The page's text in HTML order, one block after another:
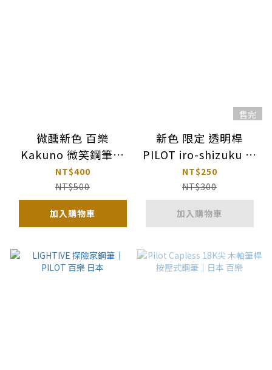
微醺新色 百樂
Kakuno 微笑鋼筆｜
PILOT日本
NT$400
NT$500
加入購物車
售完
新色 限定 透明桿
PILOT iro-shizuku 沾
水筆｜百樂 日本
NT$250
NT$300
加入購物車